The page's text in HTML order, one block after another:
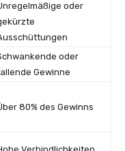
oder
oder
Gewinne
80% des Gewinns